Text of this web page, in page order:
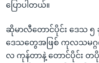
ပြောပါတယ်။
ဆိုမာလီတောင်ပိုင်း ဒေသ
ဒေသတွေအဖြစ် ကုလသမဂ္
လ ကုန်တာနဲ့ တောင်ပိုင်း